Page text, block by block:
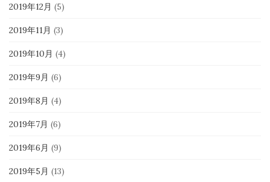
2019年12月 (5)
2019年11月 (3)
2019年10月 (4)
2019年9月 (6)
2019年8月 (4)
2019年7月 (6)
2019年6月 (9)
2019年5月 (13)